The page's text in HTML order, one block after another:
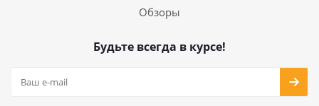
Обзоры
Будьте всегда в курсе!